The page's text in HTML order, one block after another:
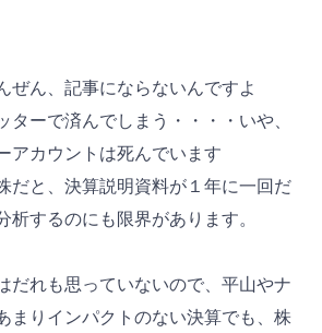
ぜん、記事にならないんですよ
ターで済んでしまう・・・・いや、
アカウントは死んでいます
だと、決算説明資料が１年に一回だ
析するのにも限界があります。
だれも思っていないので、平山やナ
まりインパクトのない決算でも、株